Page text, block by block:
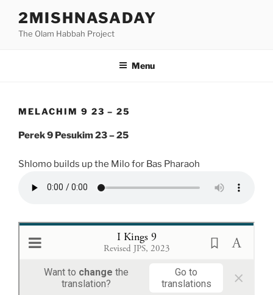
content
2MISHNASADAY
The Olam Habbah Project
Menu
MELACHIM 9 23 – 25
Perek 9 Pesukim 23 – 25
Shlomo builds up the Milo for Bas Pharaoh